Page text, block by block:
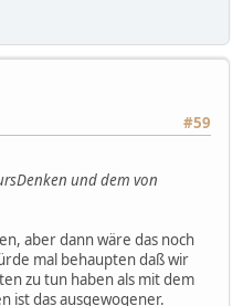
#59
und dem von
aber dann wäre das noch
mal behaupten daß wir
zu tun haben als mit dem
ist das ausgewogener.